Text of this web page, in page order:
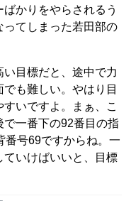
かりをやらされるう
てしまった若田部の
い目標だと、途中で力
も難しい。やはり目
いですよ。まぁ、こ
一番下の92番目の指
番号69ですからね。一
ていけばいいと、目標